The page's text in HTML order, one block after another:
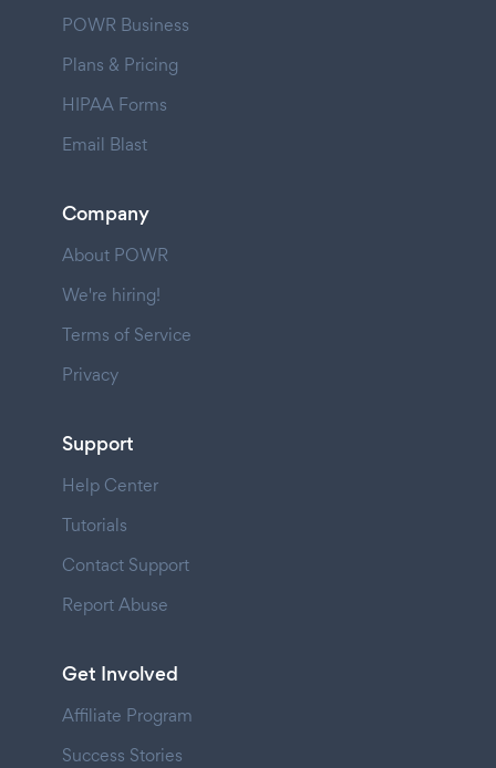
POWR Business
Plans & Pricing
HIPAA Forms
Email Blast
Company
About POWR
We're hiring!
Terms of Service
Privacy
Support
Help Center
Tutorials
Contact Support
Report Abuse
Get Involved
Affiliate Program
Success Stories